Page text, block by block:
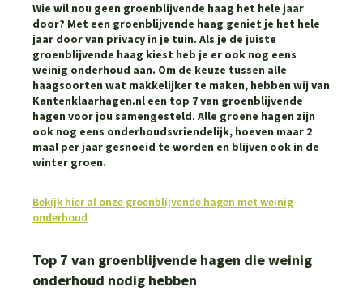
Wie wil nou geen groenblijvende haag het hele jaar
door? Met een groenblijvende haag geniet je het hele
jaar door van privacy in je tuin. Als je de juiste
groenblijvende haag kiest heb je er ook nog eens
weinig onderhoud aan. Om de keuze tussen alle
haagsoorten wat makkelijker te maken, hebben wij van
Kantenklaarhagen.nl een top 7 van groenblijvende
hagen voor jou samengesteld. Alle groene hagen zijn
ook nog eens onderhoudsvriendelijk, hoeven maar 2
maal per jaar gesnoeid te worden en blijven ook in de
winter groen.
Bekijk hier al onze groenblijvende hagen met weinig
onderhoud
Top 7 van groenblijvende hagen die weinig
onderhoud nodig hebben